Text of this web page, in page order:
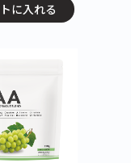
に入れる